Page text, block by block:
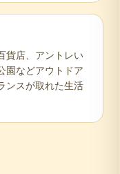
貨店、アントレい
園などアウトドア
ンスが取れた生活